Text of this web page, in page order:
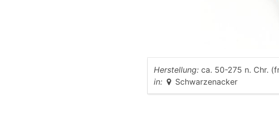
Herstellung: ca. 50-275 n. Chr.
in:
Schwarzenacker